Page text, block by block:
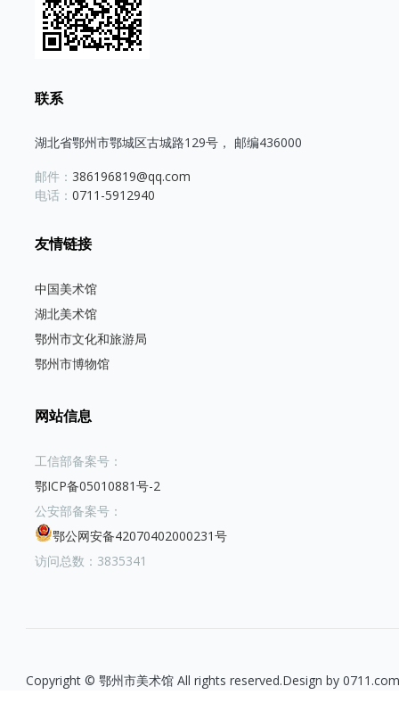
联系
湖北省鄂州市鄂城区古城路129号， 邮编436000
邮件： 386196819@qq.com
电话： 0711-5912940
友情链接
中国美术馆
湖北美术馆
鄂州市文化和旅游局
鄂州市博物馆
网站信息
工信部备案号：
鄂ICP备05010881号-2
公安部备案号：
鄂公网安备42070402000231号
访问总数：3835341
Copyright © 鄂州市美术馆 All rights reserved.Design by